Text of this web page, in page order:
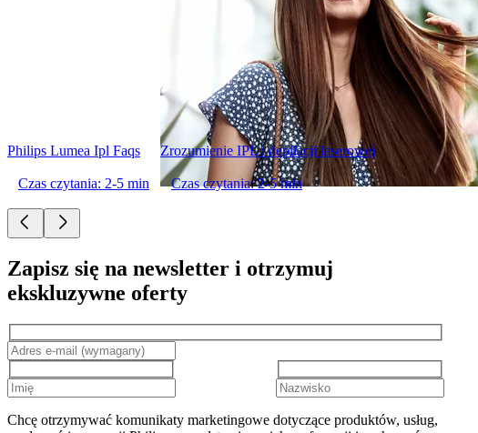
Philips Lumea Ipl Faqs
Czas czytania: 2-5 min
Zrozumienie IPL i depilacji laserowej
Czas czytania: 2-5 min
Zapisz się na newsletter i otrzymuj
ekskluzywne oferty
Chcę otrzymywać komunikaty marketingowe dotyczące produktów, usług,